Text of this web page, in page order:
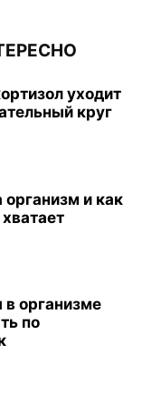
уходит
круг
и как
организме
по